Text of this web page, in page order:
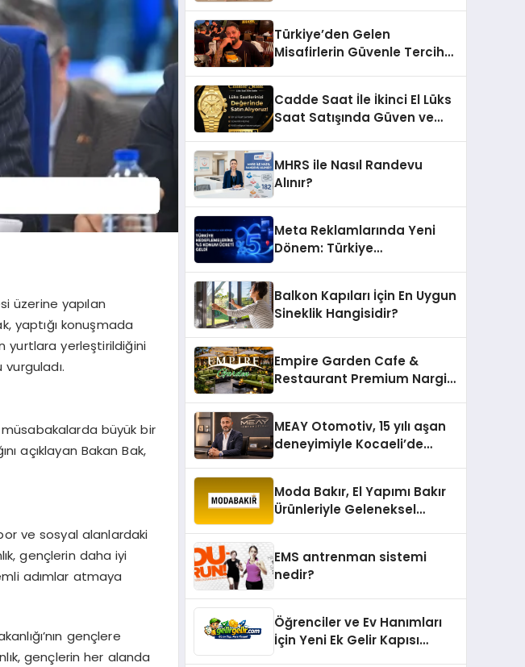
üzerine yapılan
yaptığı konuşmada
yurtlara yerleştirildiğini
müsabakalarda büyük bir
açıklayan Bakan Bak,
ve sosyal alanlardaki
gençlerin daha iyi
adımlar atmaya
gençlere
gençlerin her alanda
Türkiye’den Gelen
Misafirlerin Güvenle Tercih
Dikkat Çekiyor
Cadde Saat İle İkinci El Lüks
Saat Satışında Güven ve
MHRS ile Nasıl Randevu
Alınır?
Meta Reklamlarında Yeni
Dönem: Türkiye
Balkon Kapıları İçin En Uygun
Sineklik Hangisidir?
Empire Garden Cafe &
Restaurant Premium Nargile
MEAY Otomotiv, 15 yılı aşan
deneyimiyle Kocaeli’de
Moda Bakır, El Yapımı Bakır
Ürünleriyle Geleneksel
EMS antrenman sistemi
nedir?
Öğrenciler ve Ev Hanımları
İçin Yeni Ek Gelir Kapısı